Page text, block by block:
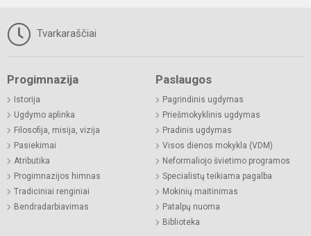
Tvarkaraščiai
Progimnazija
Istorija
Ugdymo aplinka
Filosofija, misija, vizija
Pasiekimai
Atributika
Progimnazijos himnas
Tradiciniai renginiai
Bendradarbiavimas
Paslaugos
Pagrindinis ugdymas
Priešmokyklinis ugdymas
Pradinis ugdymas
Visos dienos mokykla (VDM)
Neformaliojo švietimo programos
Specialistų teikiama pagalba
Mokinių maitinimas
Patalpų nuoma
Biblioteka